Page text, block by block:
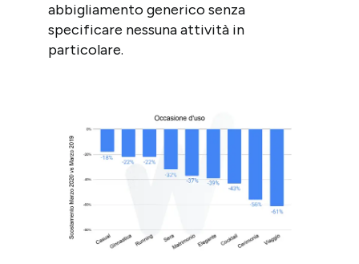
abbigliamento generico senza
specificare nessuna attività in
particolare.